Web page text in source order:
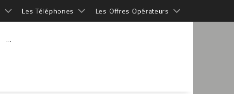
Les Téléphones Les Offres Opérateurs
...